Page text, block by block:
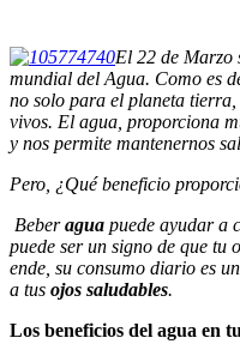
El 22 de Marzo
mundial del Agua. Como es
no solo para el planeta tierra,
vivos. El agua, proporciona
y nos permite mantenernos
Pero, ¿Qué beneficio
Beber agua puede ayudar a
puede ser un signo de que tu
ende, su consumo diario es
a tus ojos saludables.
Los beneficios del agua en